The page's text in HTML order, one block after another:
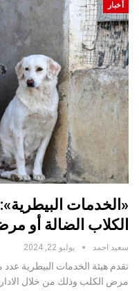
أخبار
«الخدمات
الكلاب الضالة أو
سعيد احمد يوليو 22, 2024
تقدم هيئة الخدمات البيطرية
مرض الكلب وذلك من خلال